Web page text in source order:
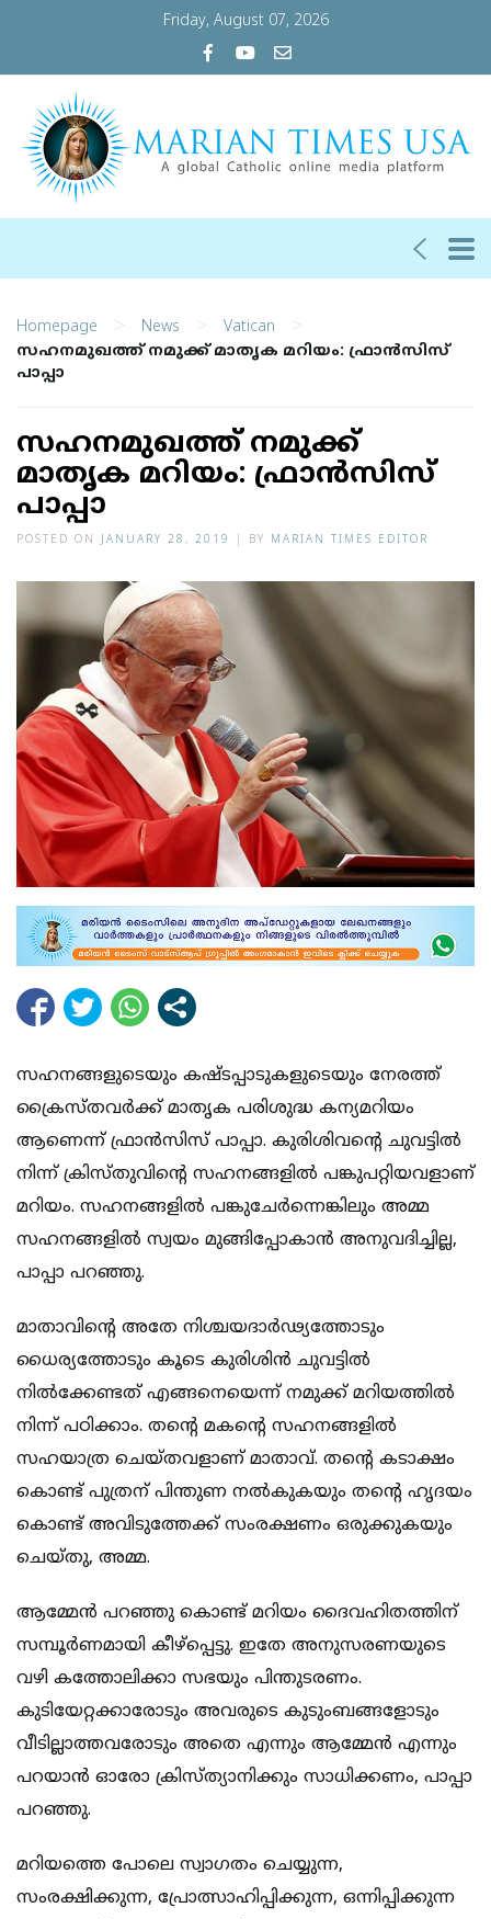
Friday, August 07, 2026
Homepage > News > Vatican >
സഹനമുഖത്ത് നമുക്ക് മാതൃക മറിയം: ഫ്രാന്‍സിസ്
പാപ്പാ
സഹനമുഖത്ത് നമുക്ക്
മാതൃക മറിയം: ഫ്രാന്‍സിസ്
പാപ്പാ
POSTED ON JANUARY 28, 2019 BY MARIAN TIMES EDITOR
സഹനങ്ങളുടെയും കഷ്ടപ്പാടുകളുടെയും നേരത്ത്
ക്രൈസ്തവര്‍ക്ക് മാതൃക പരിശുദ്ധ കന്യമറിയം
ആണെന്ന് ഫ്രാന്‍സിസ് പാപ്പാ. കുരിശിവന്റെ ചുവട്ടില്‍
നിന്ന് ക്രിസ്തുവിന്റെ സഹനങ്ങളില്‍ പങ്കുപറ്റിയവളാണ്
മറിയം. സഹനങ്ങളില്‍ പങ്കുചേര്‍ന്നെങ്കിലും അമ്മ
സഹനങ്ങളില്‍ സ്വയം മുങ്ങിപ്പോകാന്‍ അനുവദിച്ചില്ല,
പാപ്പാ പറഞ്ഞു.
മാതാവിന്റെ അതേ നിശ്ചയദാര്‍ഢ്യത്തോടും
ധൈര്യത്തോടും കൂടെ കുരിശിന്‍ ചുവട്ടില്‍
നില്‍ക്കേണ്ടത് എങ്ങനെയെന്ന് നമുക്ക് മറിയത്തില്‍
നിന്ന് പഠിക്കാം. തന്റെ മകന്റെ സഹനങ്ങളില്‍
സഹയാത്ര ചെയ്തവളാണ് മാതാവ്. തന്റെ കടാക്ഷം
കൊണ്ട് പുത്രന് പിന്തുണ നല്‍കുകയും തന്റെ ഹൃദയം
കൊണ്ട് അവിടുത്തേക്ക് സംരക്ഷണം ഒരുക്കുകയും
ചെയ്തു, അമ്മ.
ആമ്മേന്‍ പറഞ്ഞു കൊണ്ട് മറിയം ദൈവഹിതത്തിന്
സമ്പൂര്‍ണമായി കീഴ്‌പ്പെട്ടു. ഇതേ അനുസരണയുടെ
വഴി കത്തോലിക്കാ സഭയും പിന്തുടരണം.
കുടിയേറ്റക്കാരോടും അവരുടെ കുടുംബങ്ങളോടും
വീടില്ലാത്തവരോടും അതെ എന്നും ആമ്മേന്‍ എന്നും
പറയാന്‍ ഓരോ ക്രിസ്ത്യാനിക്കും സാധിക്കണം, പാപ്പാ
പറഞ്ഞു.
മറിയത്തെ പോലെ സ്വാഗതം ചെയ്യുന്ന,
സംരക്ഷിക്കുന്ന, പ്രോത്സാഹിപ്പിക്കുന്ന, ഒന്നിപ്പിക്കുന്ന